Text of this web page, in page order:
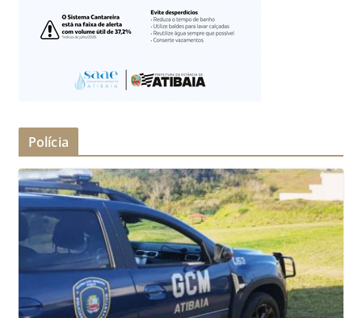
Polícia